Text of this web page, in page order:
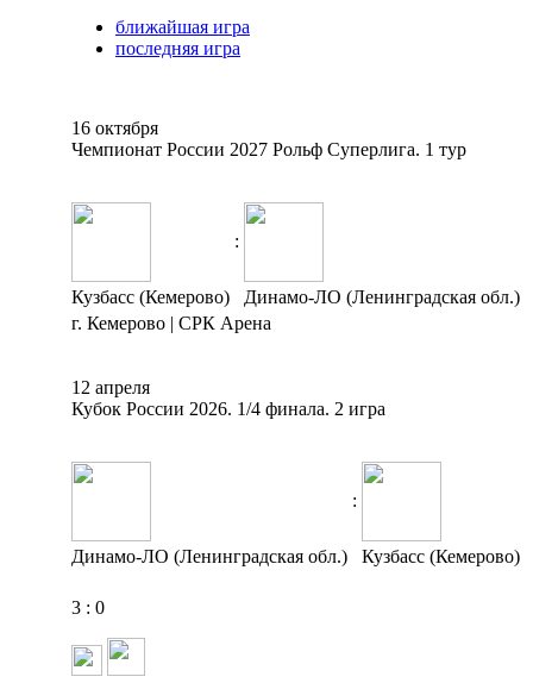
ближайшая игра
последняя игра
16 октября
Чемпионат России 2027 Рольф Суперлига. 1 тур
:
Кузбасс (Кемерово)
Динамо-ЛО (Ленинградская обл.)
г. Кемерово | СРК Арена
12 апреля
Кубок России 2026. 1/4 финала. 2 игра
:
Динамо-ЛО (Ленинградская обл.) Кузбасс (Кемерово)
3 : 0